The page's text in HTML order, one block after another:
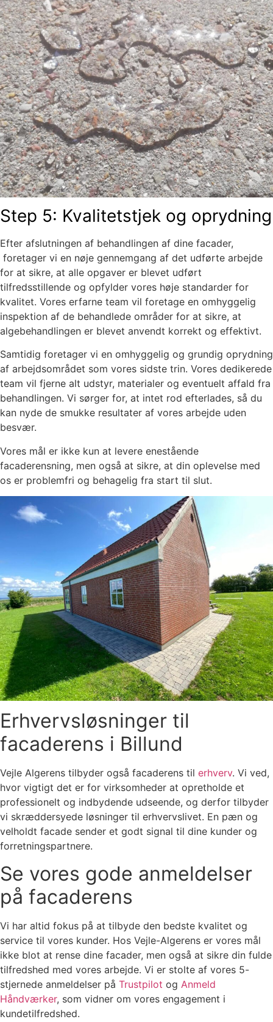
Step 5: Kvalitetstjek og oprydning
Efter afslutningen af behandlingen af dine facader,
foretager vi en nøje gennemgang af det udførte arbejde
for at sikre, at alle opgaver er blevet udført
tilfredsstillende og opfylder vores høje standarder for
kvalitet. Vores erfarne team vil foretage en omhyggelig
inspektion af de behandlede områder for at sikre, at
algebehandlingen er blevet anvendt korrekt og effektivt.
Samtidig foretager vi en omhyggelig og grundig oprydning
af arbejdsområdet som vores sidste trin. Vores dedikerede
team vil fjerne alt udstyr, materialer og eventuelt affald fra
behandlingen. Vi sørger for, at intet rod efterlades, så du
kan nyde de smukke resultater af vores arbejde uden
besvær.
Vores mål er ikke kun at levere enestående
facaderensning, men også at sikre, at din oplevelse med
os er problemfri og behagelig fra start til slut.
Erhvervsløsninger til
facaderens i Billund
Vejle Algerens tilbyder også facaderens til erhverv. Vi ved,
hvor vigtigt det er for virksomheder at opretholde et
professionelt og indbydende udseende, og derfor tilbyder
vi skræddersyede løsninger til erhvervslivet. En pæn og
velholdt facade sender et godt signal til dine kunder og
forretningspartnere.
Se vores gode anmeldelser
på facaderens
Vi har altid fokus på at tilbyde den bedste kvalitet og
service til vores kunder. Hos Vejle-Algerens er vores mål
ikke blot at rense dine facader, men også at sikre din fulde
tilfredshed med vores arbejde. Vi er stolte af vores 5-
stjernede anmeldelser på Trustpilot og Anmeld
Håndværker, som vidner om vores engagement i
kundetilfredshed.